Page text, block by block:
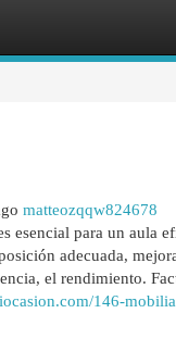
matteozqqw824678
esencial para un aula
adecuada,
el rendimiento.
146-